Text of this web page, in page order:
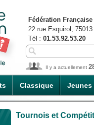
Classique Jeunes
Fédération
22 rue Esquirol,
Tél : 01.53.92.53.20
Il y a actuellement
Tournois et